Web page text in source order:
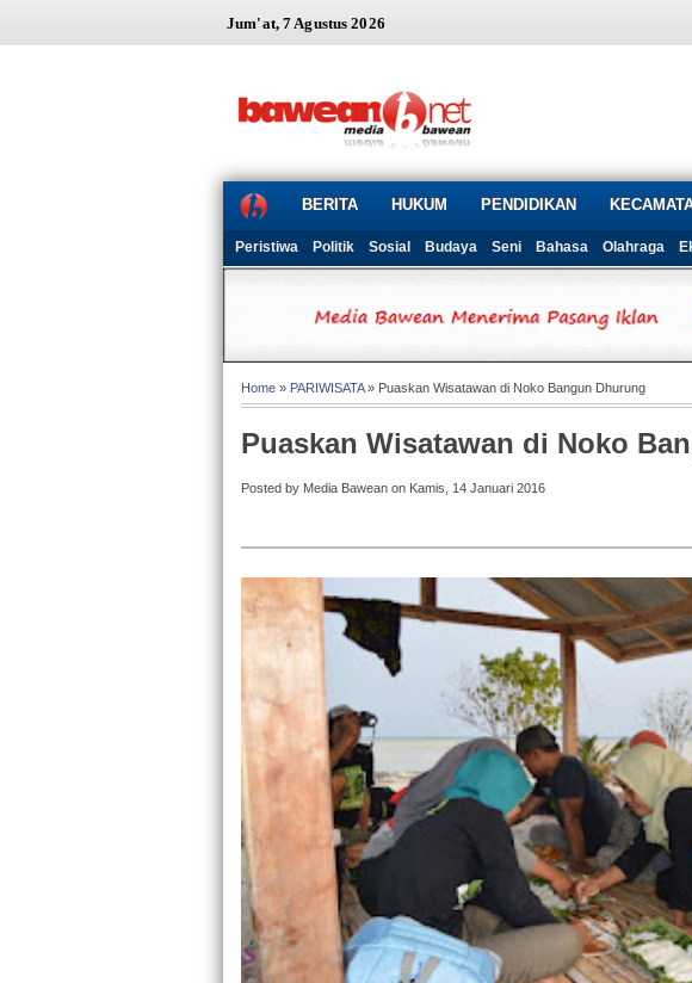
Jum'at, 7 Agustus 2026
BERITA HUKUM PENDIDIKAN
Peristiwa Politik Sosial Budaya Seni Bahasa Olahraga
Home » PARIWISATA» Puaskan Wisatawan di Noko Bangun Dhurung
Puaskan Wisatawan di Noko
Posted by Media Bawean on Kamis, 14 Januari 2016